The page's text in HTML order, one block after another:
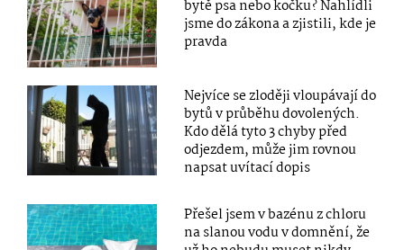
bytě psa nebo kočku? Nahlídli
jsme do zákona a zjistili, kde je
pravda
Nejvíce se zloději vloupávají do
bytů v průběhu dovolených.
Kdo dělá tyto 3 chyby před
odjezdem, může jim rovnou
napsat uvítací dopis
Přešel jsem v bazénu z chloru
na slanou vodu v domnění, že